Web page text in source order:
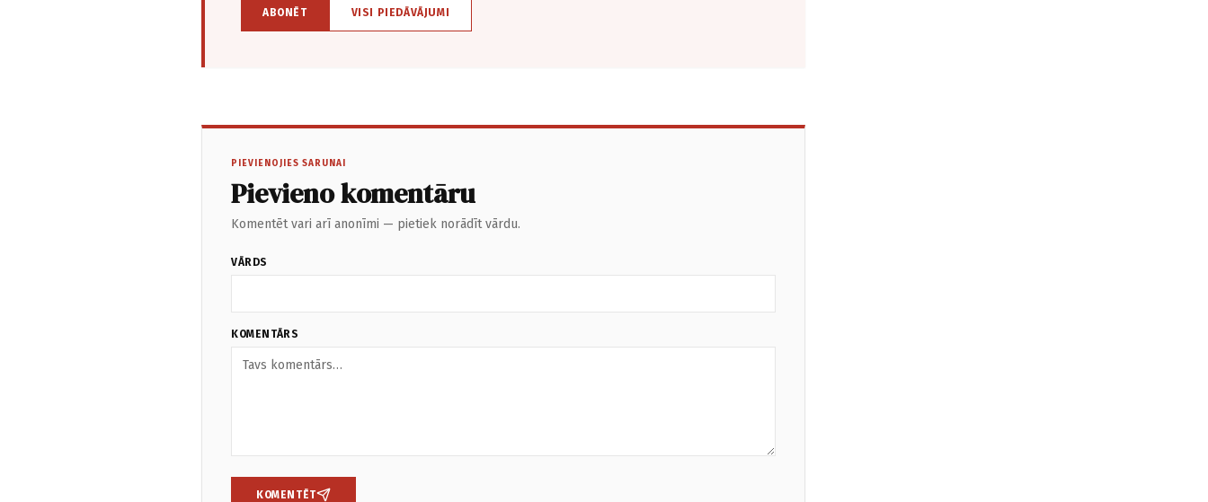
ABONĒT VISI PIEDĀVĀJUMI
PIEVIENOJIES SARUNAI
Pievieno komentāru
Komentēt vari arī anonīmi — pietiek norādīt vārdu.
VĀRDS
KOMENTĀRS
KOMENTĒT